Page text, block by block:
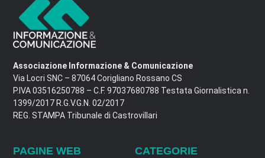
Associazione Informazione & Comunicazione
Via Locri SNC – 87064 Corigliano Rossano CS
P.IVA 03516250788 – C.F. 97037680788 Testata Giornalistica n.
1399/2017 R.G.V.G.N. 02/2017
REG. STAMPA Tribunale di Castrovillari
PAGINE WEB CATEGORIE